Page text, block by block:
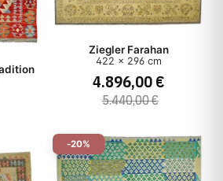
Ziegler Farahan
422 x 296 cm
4.896,00 €
5.440,00 €
-20%